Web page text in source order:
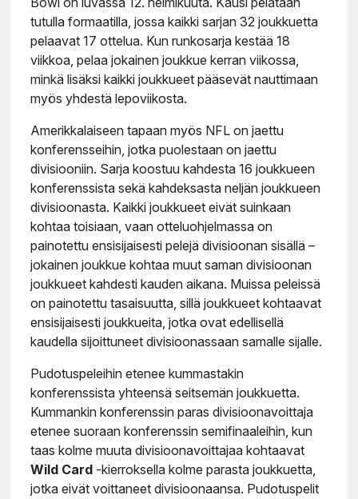
tutulla formaatilla, jossa kaikki sarjan 32 joukkuetta
pelaavat 17 ottelua. Kun runkosarja kestää 18
viikkoa, pelaa jokainen joukkue kerran viikossa,
minkä lisäksi kaikki joukkueet pääsevät nauttimaan
myös yhdestä lepoviikosta.
Amerikkalaiseen tapaan myös NFL on jaettu
konferensseihin, jotka puolestaan on jaettu
divisiooniin. Sarja koostuu kahdesta 16 joukkueen
konferenssista sekä kahdeksasta neljän joukkueen
divisioonasta. Kaikki joukkueet eivät suinkaan
kohtaa toisiaan, vaan otteluohjelmassa on
painotettu ensisijaisesti pelejä divisioonan sisällä –
jokainen joukkue kohtaa muut saman divisioonan
joukkueet kahdesti kauden aikana. Muissa peleissä
on painotettu tasaisuutta, sillä joukkueet kohtaavat
ensisijaisesti joukkueita, jotka ovat edellisellä
kaudella sijoittuneet divisioonassaan samalle sijalle.
Pudotuspeleihin etenee kummastakin
konferenssista yhteensä seitsemän joukkuetta.
Kummankin konferenssin paras divisioonavoittaja
etenee suoraan konferenssin semifinaaleihin, kun
taas kolme muuta divisioonavoittajaa kohtaavat
Wild Card -kierroksella kolme parasta joukkuetta,
jotka eivät voittaneet divisioonaansa. Pudotuspelit